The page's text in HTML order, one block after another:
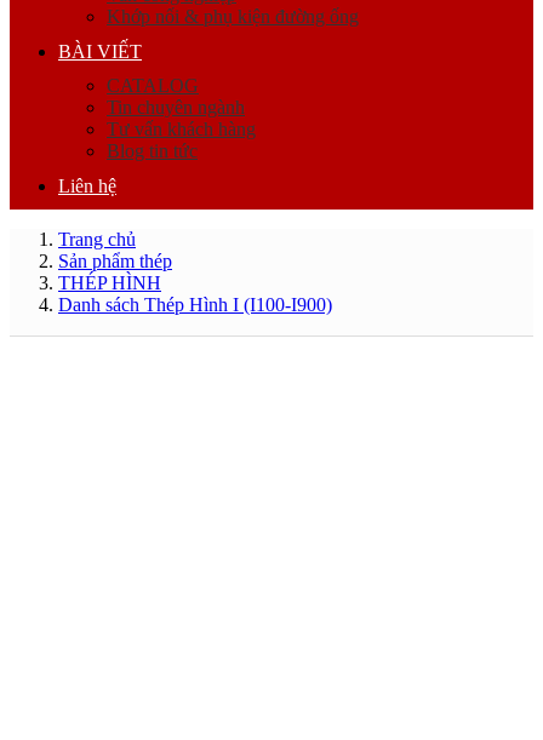
Khớp nối & phụ kiện đường ống
BÀI VIẾT
CATALOG
Tin chuyên ngành
Tư vấn khách hàng
Blog tin tức
Liên hệ
Trang chủ
Sản phẩm thép
THÉP HÌNH
Danh sách Thép Hình I (I100-I900)